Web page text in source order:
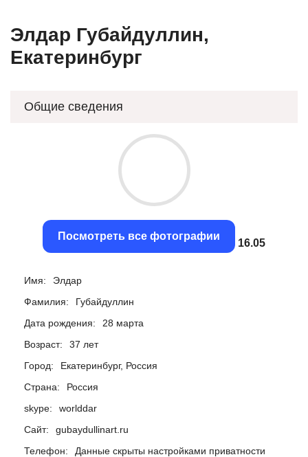
Элдар Губайдуллин,
Екатеринбург
Общие сведения
Посмотреть все фотографии
15.71
Имя:
Элдар
Фамилия:
Губайдуллин
Дата рождения:
28 марта
Возраст:
37 лет
Город:
Екатеринбург, Россия
Страна:
Россия
skype:
worlddar
Сайт:
gubaydullinart.ru
Телефон:
Данные скрыты настройками приватности